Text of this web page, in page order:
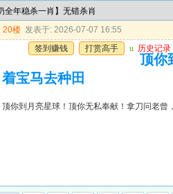
全年稳杀一肖】无错杀肖
20楼 发表于: 2026-07-07 16:55
签到赚钱
打赏高手 u 历史记录
顶你
着宝马去种田
顶你到月亮星球！顶你无私奉献！拿刀问老曾